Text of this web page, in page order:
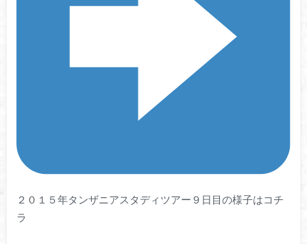
２０１５年タンザニアスタディツアー９日目の様子はコチ
ラ